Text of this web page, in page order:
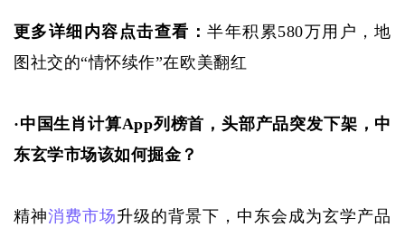
更多详细内容点击查看：半年积累580万用户，地
图社交的“情怀续作”在欧美翻红
·中国生肖计算App列榜首，头部产品突发下架，中
东玄学市场该如何掘金？
精神消费市场升级的背景下，中东会成为玄学产品